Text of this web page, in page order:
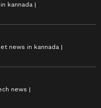
kannada
news in kannada
news